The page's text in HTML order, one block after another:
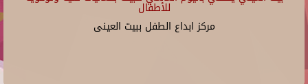
للأطفال
مركز ابداع الطفل ببيت العينى